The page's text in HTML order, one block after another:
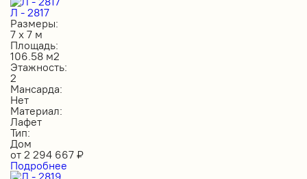
Л - 2817
Размеры:
7 х 7 м
Площадь:
106.58 м2
Этажность:
2
Мансарда:
Нет
Материал:
Лафет
Тип:
Дом
от 2 294 667 ₽
Подробнее